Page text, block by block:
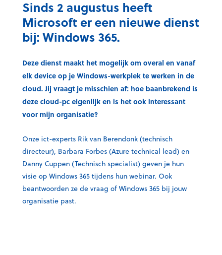
Sinds 2 augustus heeft
Microsoft er een nieuwe dienst
bij: Windows 365.
Deze dienst maakt het mogelijk om overal en vanaf
elk device op je Windows-werkplek te werken in de
cloud. Jij vraagt je misschien af: hoe baanbrekend is
deze cloud-pc eigenlijk en is het ook interessant
voor mijn organisatie?
Onze ict-experts Rik van Berendonk (technisch
directeur), Barbara Forbes (Azure technical lead) en
Danny Cuppen (Technisch specialist) geven je hun
visie op Windows 365 tijdens hun webinar. Ook
beantwoorden ze de vraag of Windows 365 bij jouw
organisatie past.